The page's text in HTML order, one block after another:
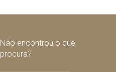
Não encontrou o que
procura?